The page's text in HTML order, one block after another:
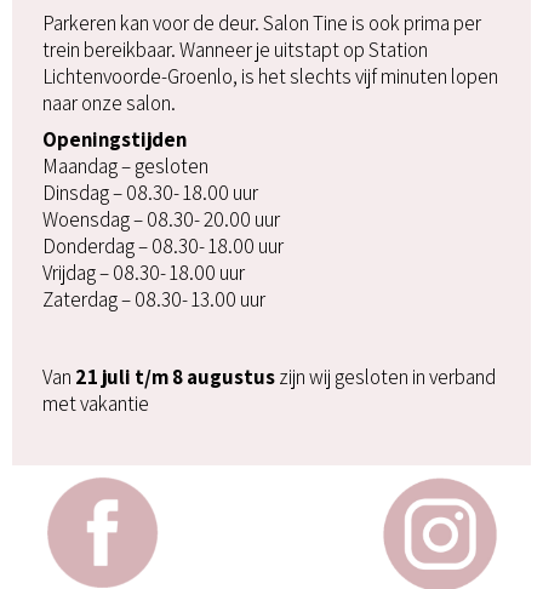
Parkeren kan voor de deur. Salon Tine is ook prima per
trein bereikbaar. Wanneer je uitstapt op Station
Lichtenvoorde-Groenlo, is het slechts vijf minuten lopen
naar onze salon.
Openingstijden
Maandag – gesloten
Dinsdag – 08.30- 18.00 uur
Woensdag – 08.30- 20.00 uur
Donderdag – 08.30- 18.00 uur
Vrijdag – 08.30- 18.00 uur
Zaterdag – 08.30- 13.00 uur
Van 21 juli t/m 8 augustuszijn wij gesloten in verband
met vakantie